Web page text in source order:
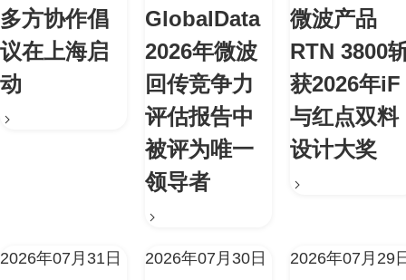
多方协作倡
议在上海启
动
GlobalData
2026年微波
回传竞争力
评估报告中
被评为唯一
领导者
微波产品
RTN 3800
获2026年iF
与红点双料
设计大奖
2026年07月31日 2026年07月30日 2026年07月29